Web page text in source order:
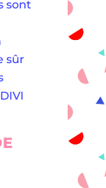
sont
sûr